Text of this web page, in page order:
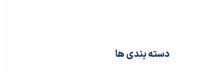
دسته بندی ها